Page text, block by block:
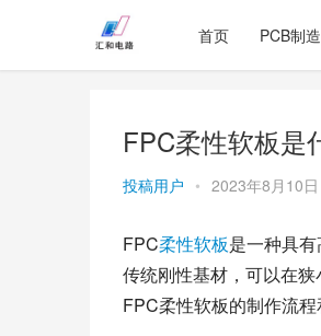
首页 PCB制造
FPC柔性软板是
投稿用户 • 2023年8月10
FPC柔性软板是一种具
传统刚性基材，可以在
FPC柔性软板的制作流程